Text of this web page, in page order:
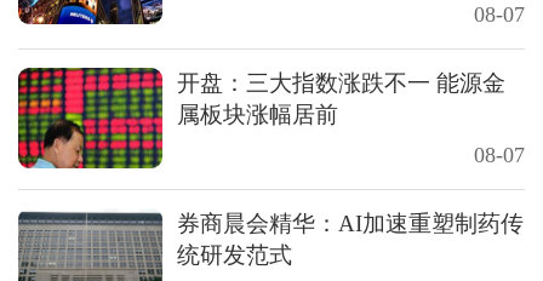
08-07
开盘：三大指数涨跌不一 能源金
属板块涨幅居前
08-07
券商晨会精华：AI加速重塑制药传
统研发范式